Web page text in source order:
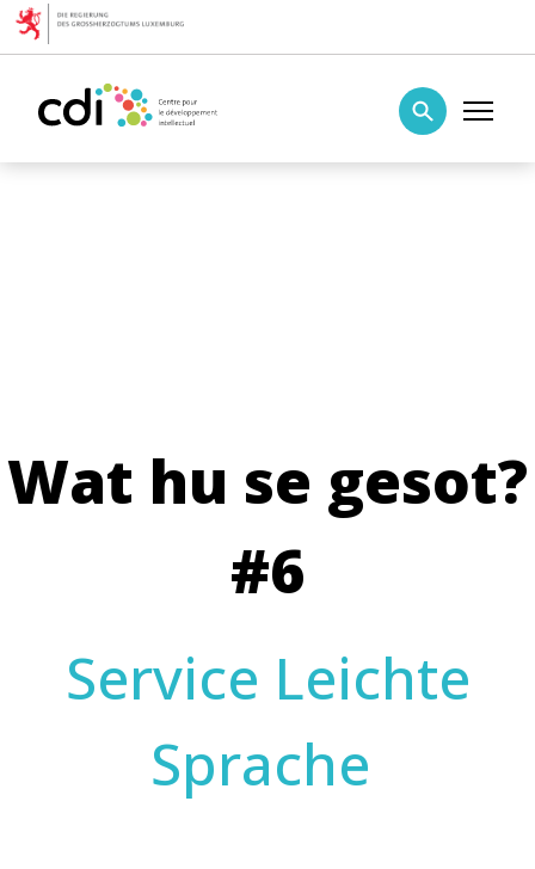
Skip to content
Wat hu se gesot?
#6
Service Leichte
Sprache